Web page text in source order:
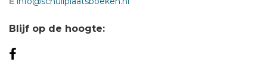
Blijf op de hoogte: